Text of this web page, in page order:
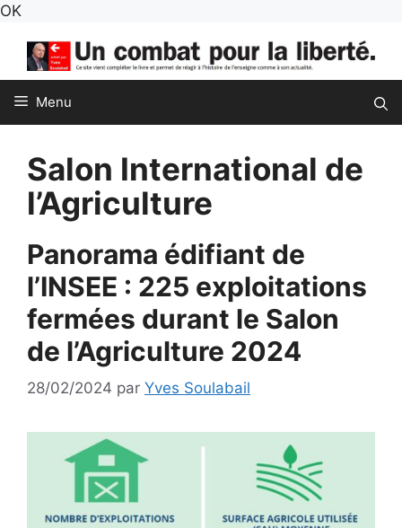
OKAller
contenu
Menu
Salon International de
l’Agriculture
Panorama édifiant de
l’INSEE : 225 exploitations
fermées durant le Salon
de l’Agriculture 2024
28/02/2024 par Yves Soulabail